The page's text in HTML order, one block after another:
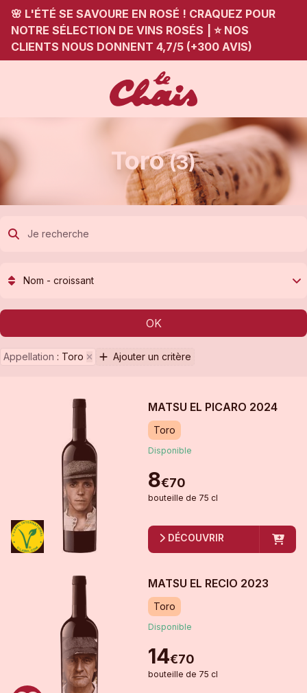
🌸 L'ÉTÉ SE SAVOURE EN ROSÉ ! CRAQUEZ POUR
NOTRE SÉLECTION DE VINS ROSÉS
⭐ NOS
CLIENTS NOUS DONNENT 4,7/5 (+300 AVIS)
Toro(3)
Nom - croissant
OK
Appellation : Toro Ajouter un critère
MATSU EL PICARO 2024
Toro
Disponible
8€70
bouteille de 75 cl
DÉCOUVRIR
MATSU EL RECIO 2023
Toro
Disponible
14€70
bouteille de 75 cl